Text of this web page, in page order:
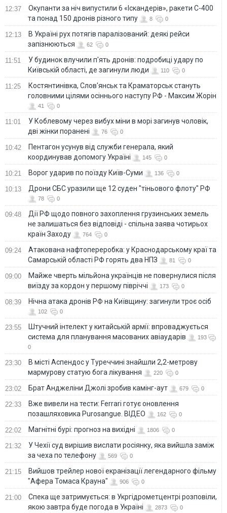
12:37
Окупанти за ніч випустили 6 «Іскандерів», ракети С-400
та понад 150 дронів різного типу
8 0
12:13
В Україні рух потягів паралізований: деякі рейси
запізнюються
62 0
11:51
У будинок влучили п'ять дронів: подробиці удару по
Київській області, де загинули люди
110 0
11:25
Костянтинівка, Слов'янськ та Краматорськ стануть
головними цілями осіннього наступу РФ - Максим Жорін
41 0
11:01
У Коблевому через вибух міни в морі загинув чоловік,
дві жінки поранені
76 0
10:42
Пентагон усунув від служби генерала, який
координував допомогу Україні
145 0
10:21 Ворог ударив по поїзду Київ-Суми 136 0
10:13 Дрони СБС уразили ще 12 суден "тіньового флоту" РФ
78 0
09:48
Дії РФ щодо повного захоплення грузинських земель
не залишаться без відповіді - спільна заява чотирьох
країн Заходу
764 0
09:24
Атакована нафтопереробка: у Краснодарському краї та
Самарській області РФ горять два НПЗ
81 0
09:00
Майже чверть мільйона українців не повернулися після
виїзду за кордон у першому півріччі
173 0
08:39 Нічна атака дронів РФ на Київщину: загинули троє осіб
102 0
23:55
Штучний інтелект у китайській армії: впроваджується
система для планування масованих авіаударів
193
0
23:30
В місті Аспендос у Туреччині знайшли 2,2-метрову
мармурову статую бога лікування
220 0
23:02 Брат Анджеліни Джолі зробив камінг-аут 679 0
22:33
Вже вивели на тести: Ferrari готує оновлення
позашляховика Purosangue. ВІДЕО
162 0
22:02 Магнітні бурі: прогноз на вихідні 1806 0
21:32
У Чехії суд вирішив вислати росіянку, яка вийшла заміж
за чеха по телефону
569 0
21:15
Вийшов трейлер нової екранізації легендарного фільму
"Афера Томаса Крауна"
906 0
21:00
Спека ще затримується: в Укргідрометцентрі розповіли,
якою завтра буде погода в Україні
2873 0